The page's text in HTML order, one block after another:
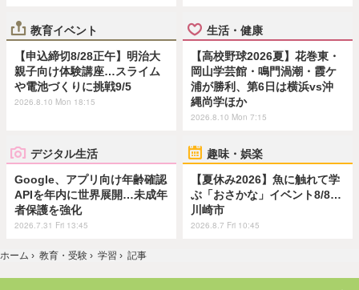
教育イベント
【申込締切8/28正午】明治大
親子向け体験講座…スライム
や電池づくりに挑戦9/5
2026.8.10 Mon 18:15
生活・健康
【高校野球2026夏】花巻東・
岡山学芸館・鳴門渦潮・霞ケ
浦が勝利、第6日は横浜vs沖
縄尚学ほか
2026.8.10 Mon 7:15
デジタル生活
Google、アプリ向け年齢確認
APIを年内に世界展開…未成年
者保護を強化
2026.7.31 Fri 13:45
趣味・娯楽
【夏休み2026】魚に触れて学
ぶ「おさかな」イベント8/8…
川崎市
2026.8.7 Fri 10:45
ホーム › 教育・受験 › 学習 › 記事